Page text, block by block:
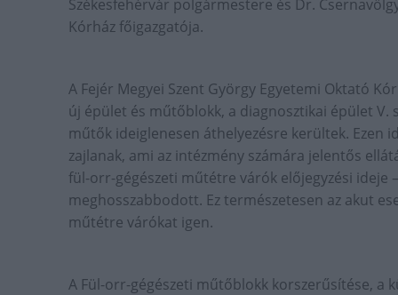
Székesfehérvár polgármestere és Dr.
Kórház főigazgatója.
A Fejér Megyei Szent György Egyetemi Oktató
új épület és műtőblokk, a diagnosztikai épület
műtők ideiglenesen áthelyezésre kerültek. Ezen
zajlanak, ami az intézmény számára jelentős
fül-orr-gégészeti műtétre várók előjegyzési ideje
meghosszabbodott. Ez természetesen az akut
műtétre várókat igen.
A Fül-orr-gégészeti műtőblokk korszerűsítése, a